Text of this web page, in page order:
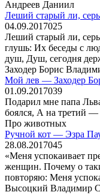
Андреев Даниил
Леший старый ли,
04.09.2017025
Леший старый ли,
глушь: Их беседы с
душ, Душ, сегодня
Заходер Борис
Мой лев — Заходер
01.09.2017039
Подарил мне папа
боялся, А на третий
Про животных
Ручной кот — Эзра
28.08.2017045
«Меня успокаивает
женщин. Почему о
повторяю: Меня
Высоцкий Владимир